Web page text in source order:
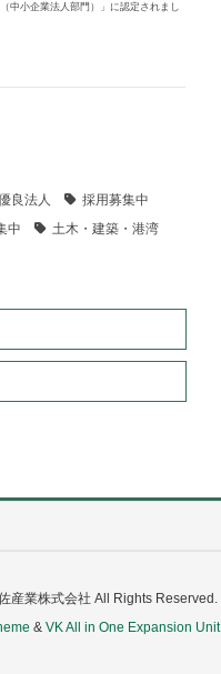
中小企業法人部門）」に認定されまし
良法人
採用募集中
中
土木・建築・港湾
産業株式会社 All Rights Reserved.
& VK All in One Expansion Unit